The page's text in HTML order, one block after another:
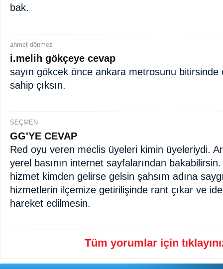
bak.
ahmet dönmez
i.melih gökçeye cevap
sayın gökcek önce ankara metrosunu
sahip çıksın.
SEÇMEN
GG'YE CEVAP
Red oyu veren meclis üyeleri kimin üyeleriydi.
yerel basının internet sayfalarından
hizmet kimden gelirse gelsin şahsım adına
hizmetlerin ilçemize getirilişinde rant çıkar ve
hareket edilmesin.
Tüm yorumlar için